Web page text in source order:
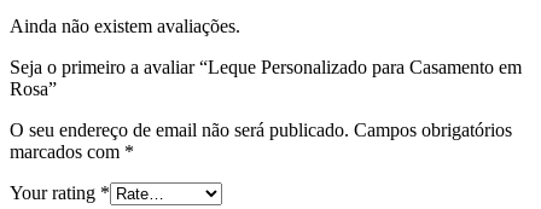
Ainda não existem avaliações.
Seja o primeiro a avaliar “Leque Personalizado para Casamento em
Rosa”
O seu endereço de email não será publicado. Campos obrigatórios
marcados com *
Your rating *